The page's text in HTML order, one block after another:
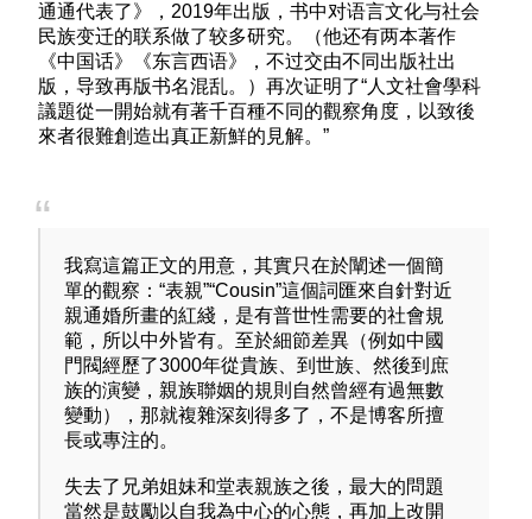
通通代表了》，2019年出版，书中对语言文化与社会
民族变迁的联系做了较多研究。（他还有两本著作
《中国话》《东言西语》，不过交由不同出版社出
版，导致再版书名混乱。）再次证明了“人文社會學科
議題從一開始就有著千百種不同的觀察角度，以致後
來者很難創造出真正新鮮的見解。”
我寫這篇正文的用意，其實只在於闡述一個簡
單的觀察：“表親”“Cousin”這個詞匯來自針對近
親通婚所畫的紅綫，是有普世性需要的社會規
範，所以中外皆有。至於細節差異（例如中國
門閥經歷了3000年從貴族、到世族、然後到庶
族的演變，親族聯姻的規則自然曾經有過無數
變動），那就複雜深刻得多了，不是博客所擅
長或專注的。
失去了兄弟姐妹和堂表親族之後，最大的問題
當然是鼓勵以自我為中心的心態，再加上改開